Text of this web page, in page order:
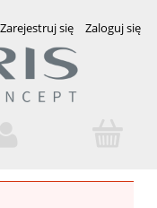
Zarejestruj się Zaloguj się